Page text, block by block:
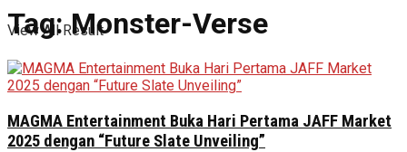
View All Result
Tag:Monster-Verse
MAGMA Entertainment Buka Hari Pertama JAFF Market
2025 dengan “Future Slate Unveiling”